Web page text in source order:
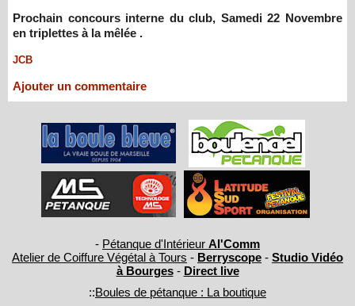
Prochain concours interne du club, Samedi 22 Novembre
en triplettes à la mêlée .
JCB
Ajouter un commentaire
- Pétanque d'Intérieur Al'Comm
Atelier de Coiffure Végétal à Tours - Berryscope - Studio Vidéo
à Bourges- Direct live
::Boules de pétanque : La boutique